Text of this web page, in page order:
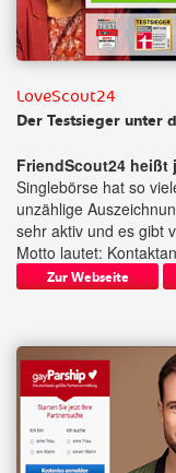
LoveScout24
Der Testsieger unter
FriendScout24 heißt
Singlebörse hat so
unzählige
sehr aktiv und es gibt
Motto lautet:
Zur Webseite